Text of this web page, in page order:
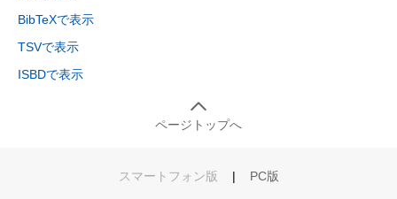
BibTeXで表示
TSVで表示
ISBDで表示
ページトップへ
スマートフォン版 | PC版